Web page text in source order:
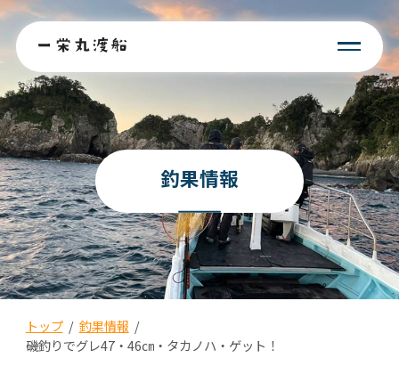
釣果情報
トップ/ 釣果情報 /
磯釣りでグレ47・46㎝・タカノハ・ゲット！